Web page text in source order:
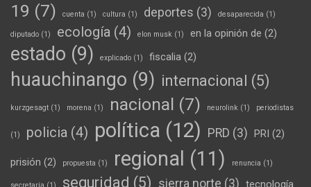
19 (7) cuenta (1) cultura (1) deportes (3) desaparecida (1)
diputado (1) ecología (4) elon musk (1) en la opinión de (2)
estado (9) explicado (1) fiscalia (2)
huauchinango (9) internacional (5)
kurzgesagt (1) morena (1) nacional (7) neurolink (1) periodistas
(1) policia (4) política (12) PRD (3) PRI (2)
prisión (2) propuesta (1) regional (11) renuncia (1)
seguridad (5) sierra norte (3) tecnología